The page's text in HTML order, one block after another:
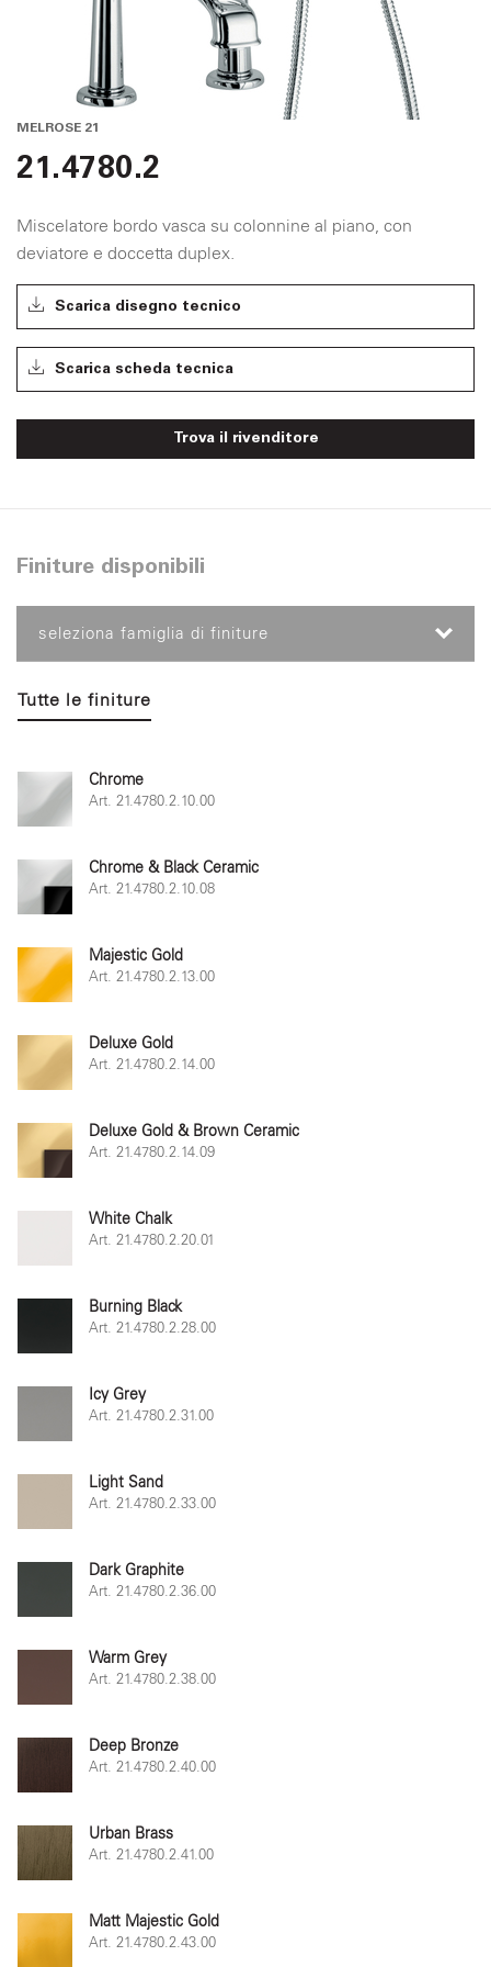
MELROSE 21
21.4780.2
Miscelatore bordo vasca su colonnine al piano, con
deviatore e doccetta duplex.
Scarica disegno tecnico
Scarica scheda tecnica
Trova il rivenditore
Finiture disponibili
seleziona famiglia di finiture
Tutte le finiture
Chrome
Art. 21.4780.2.10.00
Chrome & Black Ceramic
Art. 21.4780.2.10.08
Majestic Gold
Art. 21.4780.2.13.00
Deluxe Gold
Art. 21.4780.2.14.00
Deluxe Gold & Brown Ceramic
Art. 21.4780.2.14.09
White Chalk
Art. 21.4780.2.20.01
Burning Black
Art. 21.4780.2.28.00
Icy Grey
Art. 21.4780.2.31.00
Light Sand
Art. 21.4780.2.33.00
Dark Graphite
Art. 21.4780.2.36.00
Warm Grey
Art. 21.4780.2.38.00
Deep Bronze
Art. 21.4780.2.40.00
Urban Brass
Art. 21.4780.2.41.00
Matt Majestic Gold
Art. 21.4780.2.43.00